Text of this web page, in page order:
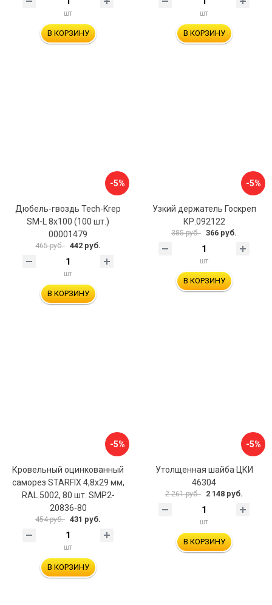
шт
В КОРЗИНУ
шт
В КОРЗИНУ
-5%
Дюбель-гвоздь Tech-Krep
SM-L 8х100 (100 шт.)
00001479
465 руб. 442 руб.
шт
В КОРЗИНУ
-5%
Узкий держатель Госкреп
КР.092122
385 руб. 366 руб.
шт
В КОРЗИНУ
-5%
Кровельный оцинкованный
саморез STARFIX 4,8x29 мм,
RAL 5002, 80 шт. SMP2-
20836-80
454 руб. 431 руб.
шт
В КОРЗИНУ
-5%
Утолщенная шайба ЦКИ
46304
2 261 руб. 2 148 руб.
шт
В КОРЗИНУ